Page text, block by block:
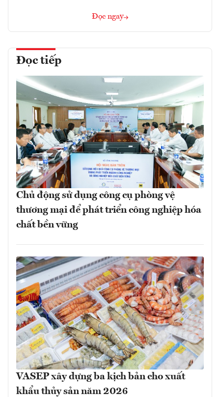
Đọc ngay
Đọc tiếp
Chủ động sử dụng công cụ phòng vệ
thương mại để phát triển công nghiệp hóa
chất bền vững
VASEP xây dựng ba kịch bản cho xuất
khẩu thủy sản năm 2026